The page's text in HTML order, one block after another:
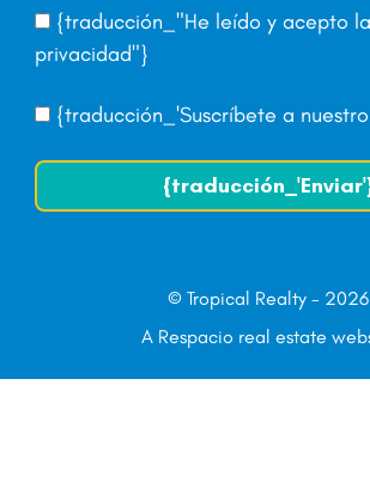
{traducción_"He leído y acepto la
privacidad"}
{traducción_'Suscríbete a
© Tropical Realty - 2026
A Respacio real estate